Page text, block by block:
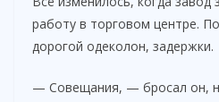
работу в торговом центре.
дорогой одеколон, задержки.
— Совещания, — бросал он,